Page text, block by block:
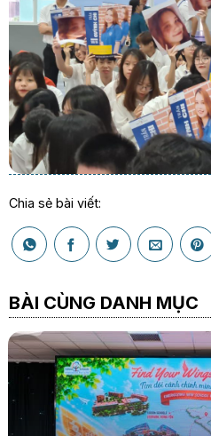
Chia sẻ bài viết:
BÀI CÙNG DANH MỤC